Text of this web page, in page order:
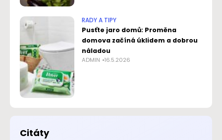
RADY A TIPY
Pusťte jaro domů: Proměna
domova začíná úklidem a dobrou
náladou
ADMIN 16.5.2026
Citáty